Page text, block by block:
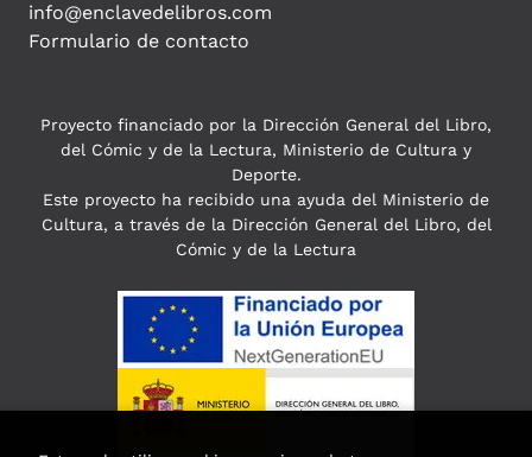
info@enclavedelibros.com
Formulario de contacto
Proyecto financiado por la Dirección General del Libro,
del Cómic y de la Lectura, Ministerio de Cultura y
Deporte.
Este proyecto ha recibido una ayuda del Ministerio de
Cultura, a través de la Dirección General del Libro, del
Cómic y de la Lectura